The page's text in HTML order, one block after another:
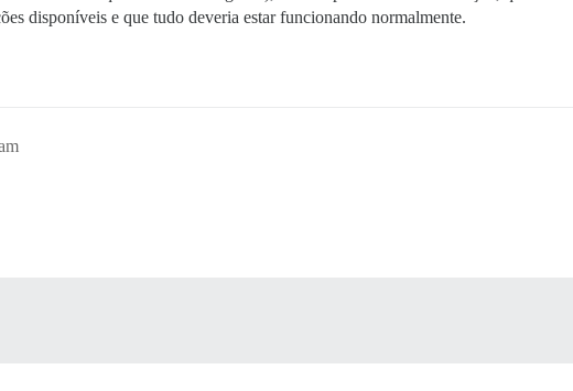
disponíveis e que tudo deveria estar funcionando normalmente.